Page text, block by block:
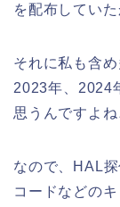
を配布していた
それに私も含
2023年、2024
思うんですよね
なので、HAL
コードなどの